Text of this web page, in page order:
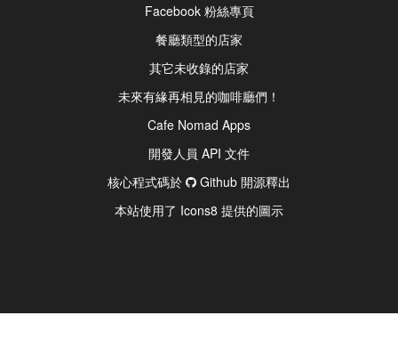
Facebook 粉絲專頁
餐廳類型的店家
其它未收錄的店家
未來有緣再相見的咖啡廳們！
Cafe Nomad Apps
開發人員 API 文件
核心程式碼於
Github 開源釋出
本站使用了 Icons8 提供的圖示